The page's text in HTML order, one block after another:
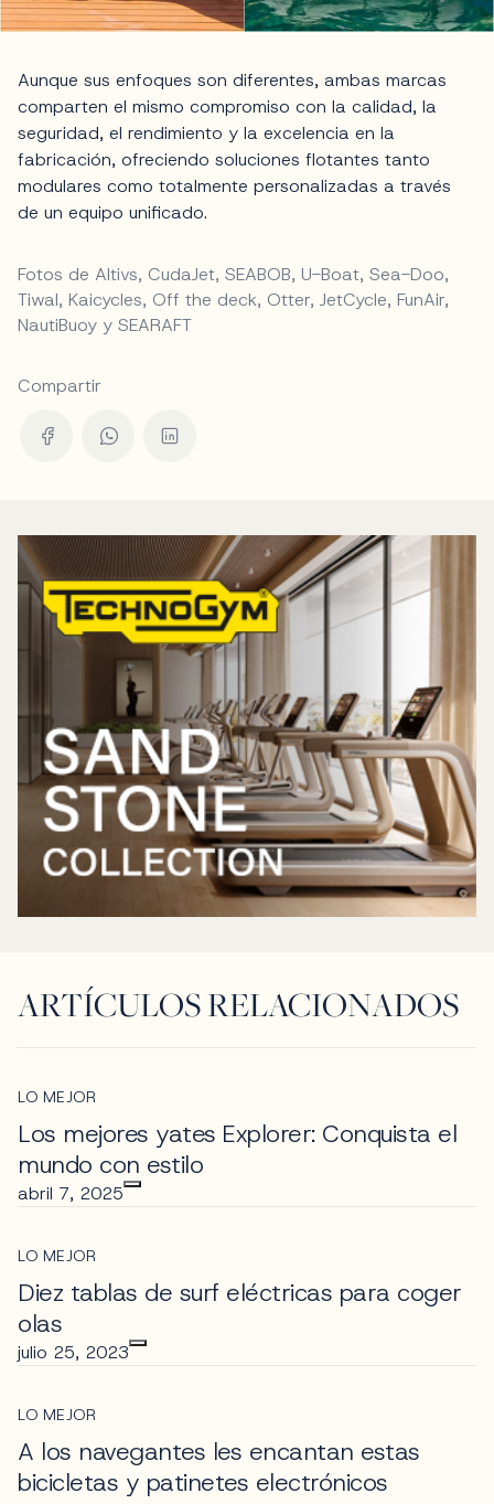
Aunque sus enfoques son diferentes, ambas marcas
comparten el mismo compromiso con la calidad, la
seguridad, el rendimiento y la excelencia en la
fabricación, ofreciendo soluciones flotantes tanto
modulares como totalmente personalizadas a través
de un equipo unificado.
Fotos de Altivs, CudaJet, SEABOB, U-Boat, Sea-Doo,
Tiwal, Kaicycles, Off the deck, Otter, JetCycle, FunAir,
NautiBuoy y SEARAFT
Compartir
ARTÍCULOS RELACIONADOS
LO MEJOR
Los mejores yates Explorer: Conquista el
mundo con estilo
abril 7, 2025
LO MEJOR
Diez tablas de surf eléctricas para coger
olas
julio 25, 2023
LO MEJOR
A los navegantes les encantan estas
bicicletas y patinetes electrónicos